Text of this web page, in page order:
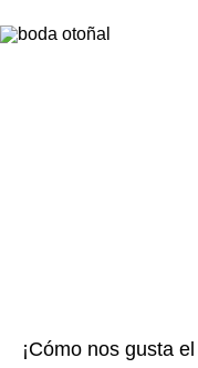
¡Cómo nos gusta